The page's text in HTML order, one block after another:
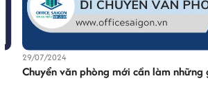
29/07/2024
Chuyển văn phòng mới cần làm những gì?